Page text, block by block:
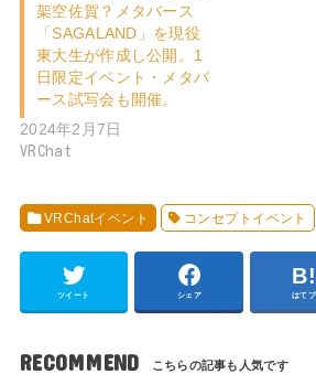
架空佐賀？メタバース
「SAGALAND」を現役
東大生が作成し公開。1
日限定イベント・メタバ
ース試写会も開催。
2024年2月7日
VRChat
VRChatイベント コンセプトイベント
ツイート シェア はてブ
RECOMMEND